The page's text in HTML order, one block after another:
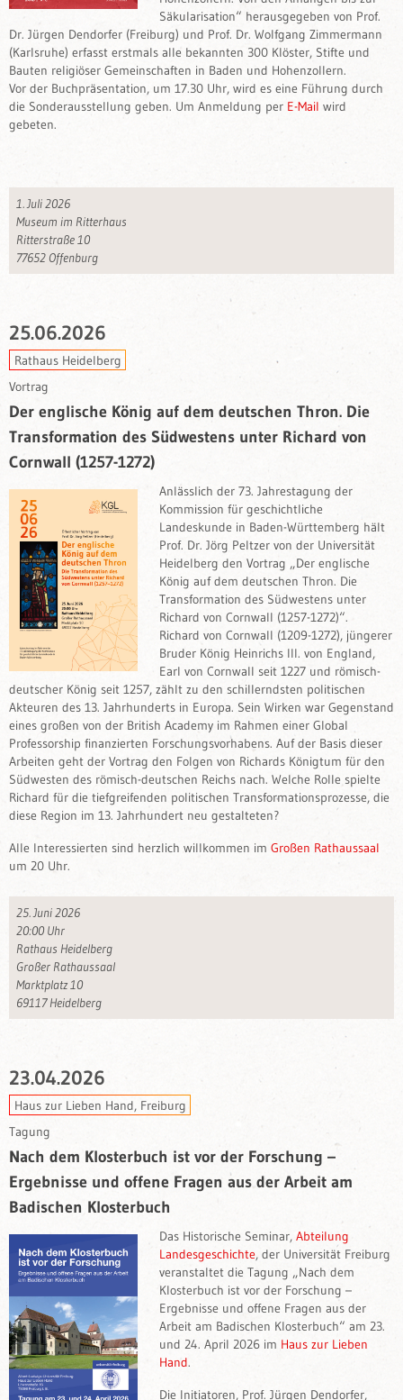
Säkularisation“ herausgegeben von Prof.
Dr. Jürgen Dendorfer (Freiburg) und Prof. Dr. Wolfgang Zimmermann
(Karlsruhe) erfasst erstmals alle bekannten 300 Klöster, Stifte und
Bauten religiöser Gemeinschaften in Baden und Hohenzollern.
Vor der Buchpräsentation, um 17.30 Uhr, wird es eine Führung durch
die Sonderausstellung geben. Um Anmeldung per E-Mail wird
gebeten.
1. Juli 2026
Museum im Ritterhaus
Ritterstraße 10
77652 Offenburg
25.06.2026
Rathaus Heidelberg
Vortrag
Der englische König auf dem deutschen Thron. Die
Transformation des Südwestens unter Richard von
Cornwall (1257-1272)
Anlässlich der 73. Jahrestagung der
Kommission für geschichtliche
Landeskunde in Baden-Württemberg hält
Prof. Dr. Jörg Peltzer von der Universität
Heidelberg den Vortrag „Der englische
König auf dem deutschen Thron. Die
Transformation des Südwestens unter
Richard von Cornwall (1257-1272)“.
Richard von Cornwall (1209-1272), jüngerer
Bruder König Heinrichs III. von England,
Earl von Cornwall seit 1227 und römisch-
deutscher König seit 1257, zählt zu den schillerndsten politischen
Akteuren des 13. Jahrhunderts in Europa. Sein Wirken war Gegenstand
eines großen von der British Academy im Rahmen einer Global
Professorship finanzierten Forschungsvorhabens. Auf der Basis dieser
Arbeiten geht der Vortrag den Folgen von Richards Königtum für den
Südwesten des römisch-deutschen Reichs nach. Welche Rolle spielte
Richard für die tiefgreifenden politischen Transformationsprozesse, die
diese Region im 13. Jahrhundert neu gestalteten?
Alle Interessierten sind herzlich willkommen im Großen Rathaussaal
um 20 Uhr.
25. Juni 2026
20:00 Uhr
Rathaus Heidelberg
Großer Rathaussaal
Marktplatz 10
69117 Heidelberg
23.04.2026
Haus zur Lieben Hand, Freiburg
Tagung
Nach dem Klosterbuch ist vor der Forschung –
Ergebnisse und offene Fragen aus der Arbeit am
Badischen Klosterbuch
Das Historische Seminar, Abteilung
Landesgeschichte, der Universität Freiburg
veranstaltet die Tagung „Nach dem
Klosterbuch ist vor der Forschung –
Ergebnisse und offene Fragen aus der
Arbeit am Badischen Klosterbuch“ am 23.
und 24. April 2026 im Haus zur Lieben
Hand.
Die Initiatoren, Prof. Jürgen Dendorfer,